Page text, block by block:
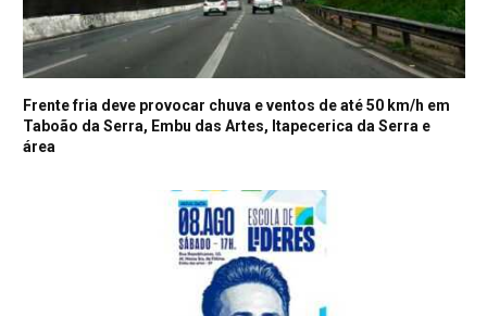
Frente fria deve provocar chuva e ventos de até 50 km/h em
Taboão da Serra, Embu das Artes, Itapecerica da Serra e
área